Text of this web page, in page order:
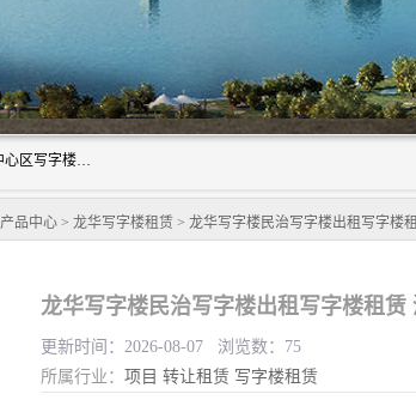
深圳鑫企通投资发展有限公司主营业务：宝安写字楼出租、车公庙写字楼出租、福田写字楼出租、福田中心区写字楼出租、光明写字楼出租、后海写字楼出租、科技园写字楼出租、南山写字楼出租等。公司专注为写字楼提供整体解决方案的化服务，依托于长期的写字楼线下运营经验和积累，以及丰富的互联网从业经验，拥有完善的服务架构体系、丰富的行业经验、与充分的销售资源。
产品中心 > 龙华写字楼租赁 > 龙华写字楼民治写字楼出租写字楼
更新时间：2026-08-07 浏览数：75
所属行业： 项目 转让租赁 写字楼租赁